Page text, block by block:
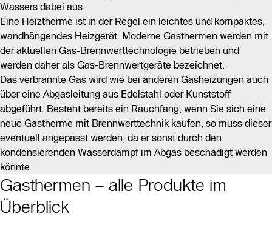
Wassers dabei aus.
Eine Heiztherme ist in der Regel ein leichtes und kompaktes,
wandhängendes Heizgerät. Moderne Gasthermen werden mit
der aktuellen Gas-Brennwerttechnologie betrieben und
werden daher als Gas-Brennwertgeräte bezeichnet.
Das verbrannte Gas wird wie bei anderen Gasheizungen auch
über eine Abgasleitung aus Edelstahl oder Kunststoff
abgeführt. Besteht bereits ein Rauchfang, wenn Sie sich eine
neue Gastherme mit Brennwerttechnik kaufen, so muss dieser
eventuell angepasst werden, da er sonst durch den
kondensierenden Wasserdampf im Abgas beschädigt werden
könnte
Slider Bildergalerie
Gasthermen – alle Produkte im
Überblick